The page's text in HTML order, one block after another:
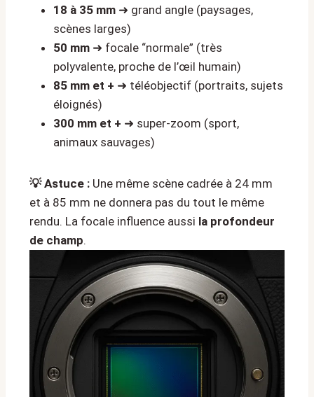
18 à 35 mm ➜ grand angle (paysages,
scènes larges)
50 mm ➜ focale “normale” (très
polyvalente, proche de l’œil humain)
85 mm et + ➜ téléobjectif (portraits, sujets
éloignés)
300 mm et + ➜ super-zoom (sport,
animaux sauvages)
💡 Astuce : Une même scène cadrée à 24 mm
et à 85 mm ne donnera pas du tout le même
rendu. La focale influence aussi la profondeur
de champ.